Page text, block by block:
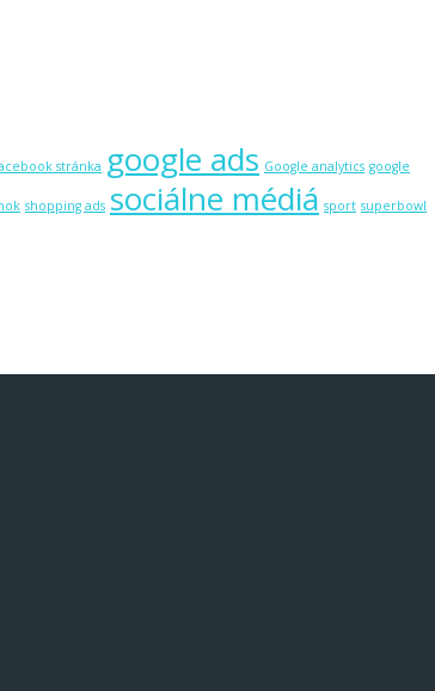
stránka google ads Google analytics google
shopping ads sociálne médiá sport superbowl